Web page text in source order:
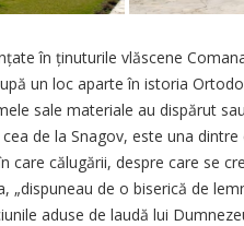
în ținuturile vlăscene
un loc aparte în istoria
sale materiale au dispărut
de la Snagov, este una
care călugării, despre care se
„dispuneau de o biserică de
aduse de laudă lui